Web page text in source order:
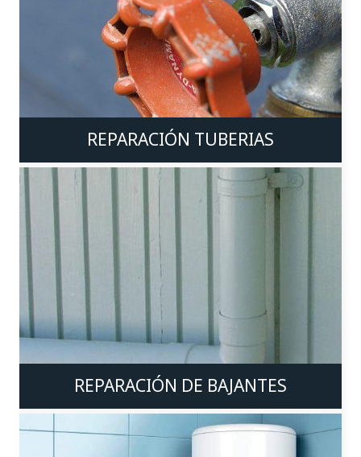
REPARACIÓN TUBERIAS
REPARACIÓN DE BAJANTES